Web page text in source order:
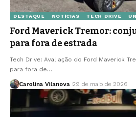
DESTAQUE NOTÍCIAS TECH DRIVE
Ford Maverick Tremor:
para fora de estrada
Tech Drive: Avaliação do Ford Maverick
para fora de…
Carolina Vilanova 29 de maio de 2026